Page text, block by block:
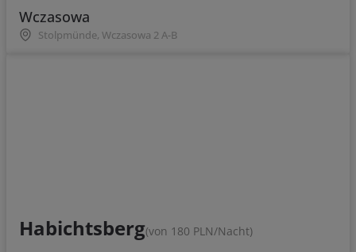
Wczasowa
Stolpmünde, Wczasowa 2 A-B
Habichtsberg(von 180 PLN/Nacht)